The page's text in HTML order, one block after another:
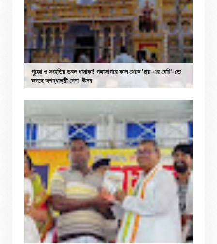
পুজো ও সংহতির ডবল ধামাকা! গঙ্গাসাগরে কাল থেকে 'ছয়-এর ঘেরি'-তে
জমছে জগদ্ধাত্রী মেগা-উত্সব